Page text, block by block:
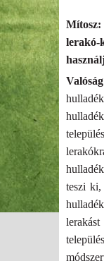
lerakó-
teszi